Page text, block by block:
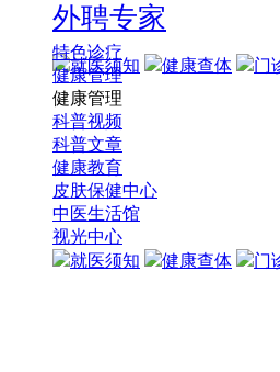
外聘专家
就医须知 健康查体 门
特色诊疗
健康管理
健康管理
科普视频
科普文章
健康教育
皮肤保健中心
中医生活馆
视光中心
就医须知
健康查体 门